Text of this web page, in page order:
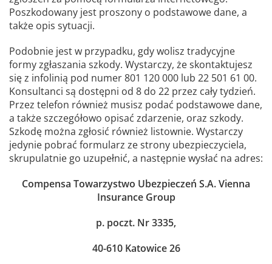
Poszkodowany jest proszony o podstawowe dane, a
także opis sytuacji.
Podobnie jest w przypadku, gdy wolisz tradycyjne
formy zgłaszania szkody. Wystarczy, że skontaktujesz
się z infolinią pod numer 801 120 000 lub 22 501 61 00.
Konsultanci są dostępni od 8 do 22 przez cały tydzień.
Przez telefon również musisz podać podstawowe dane,
a także szczegółowo opisać zdarzenie, oraz szkody.
Szkodę można zgłosić również listownie. Wystarczy
jedynie pobrać formularz ze strony ubezpieczyciela,
skrupulatnie go uzupełnić, a następnie wysłać na adres:
Compensa Towarzystwo Ubezpieczeń S.A. Vienna
Insurance Group
p. poczt. Nr 3335,
40-610 Katowice 26